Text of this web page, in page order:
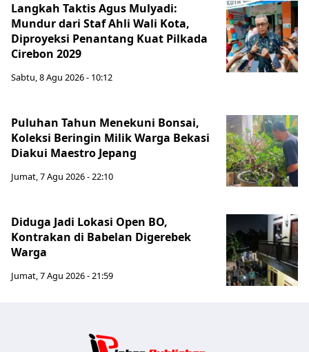
Langkah Taktis Agus Mulyadi:
Mundur dari Staf Ahli Wali Kota,
Diproyeksi Penantang Kuat Pilkada
Cirebon 2029
Sabtu, 8 Agu 2026 - 10:12
Puluhan Tahun Menekuni Bonsai,
Koleksi Beringin Milik Warga Bekasi
Diakui Maestro Jepang
Jumat, 7 Agu 2026 - 22:10
Diduga Jadi Lokasi Open BO,
Kontrakan di Babelan Digerebek
Warga
Jumat, 7 Agu 2026 - 21:59